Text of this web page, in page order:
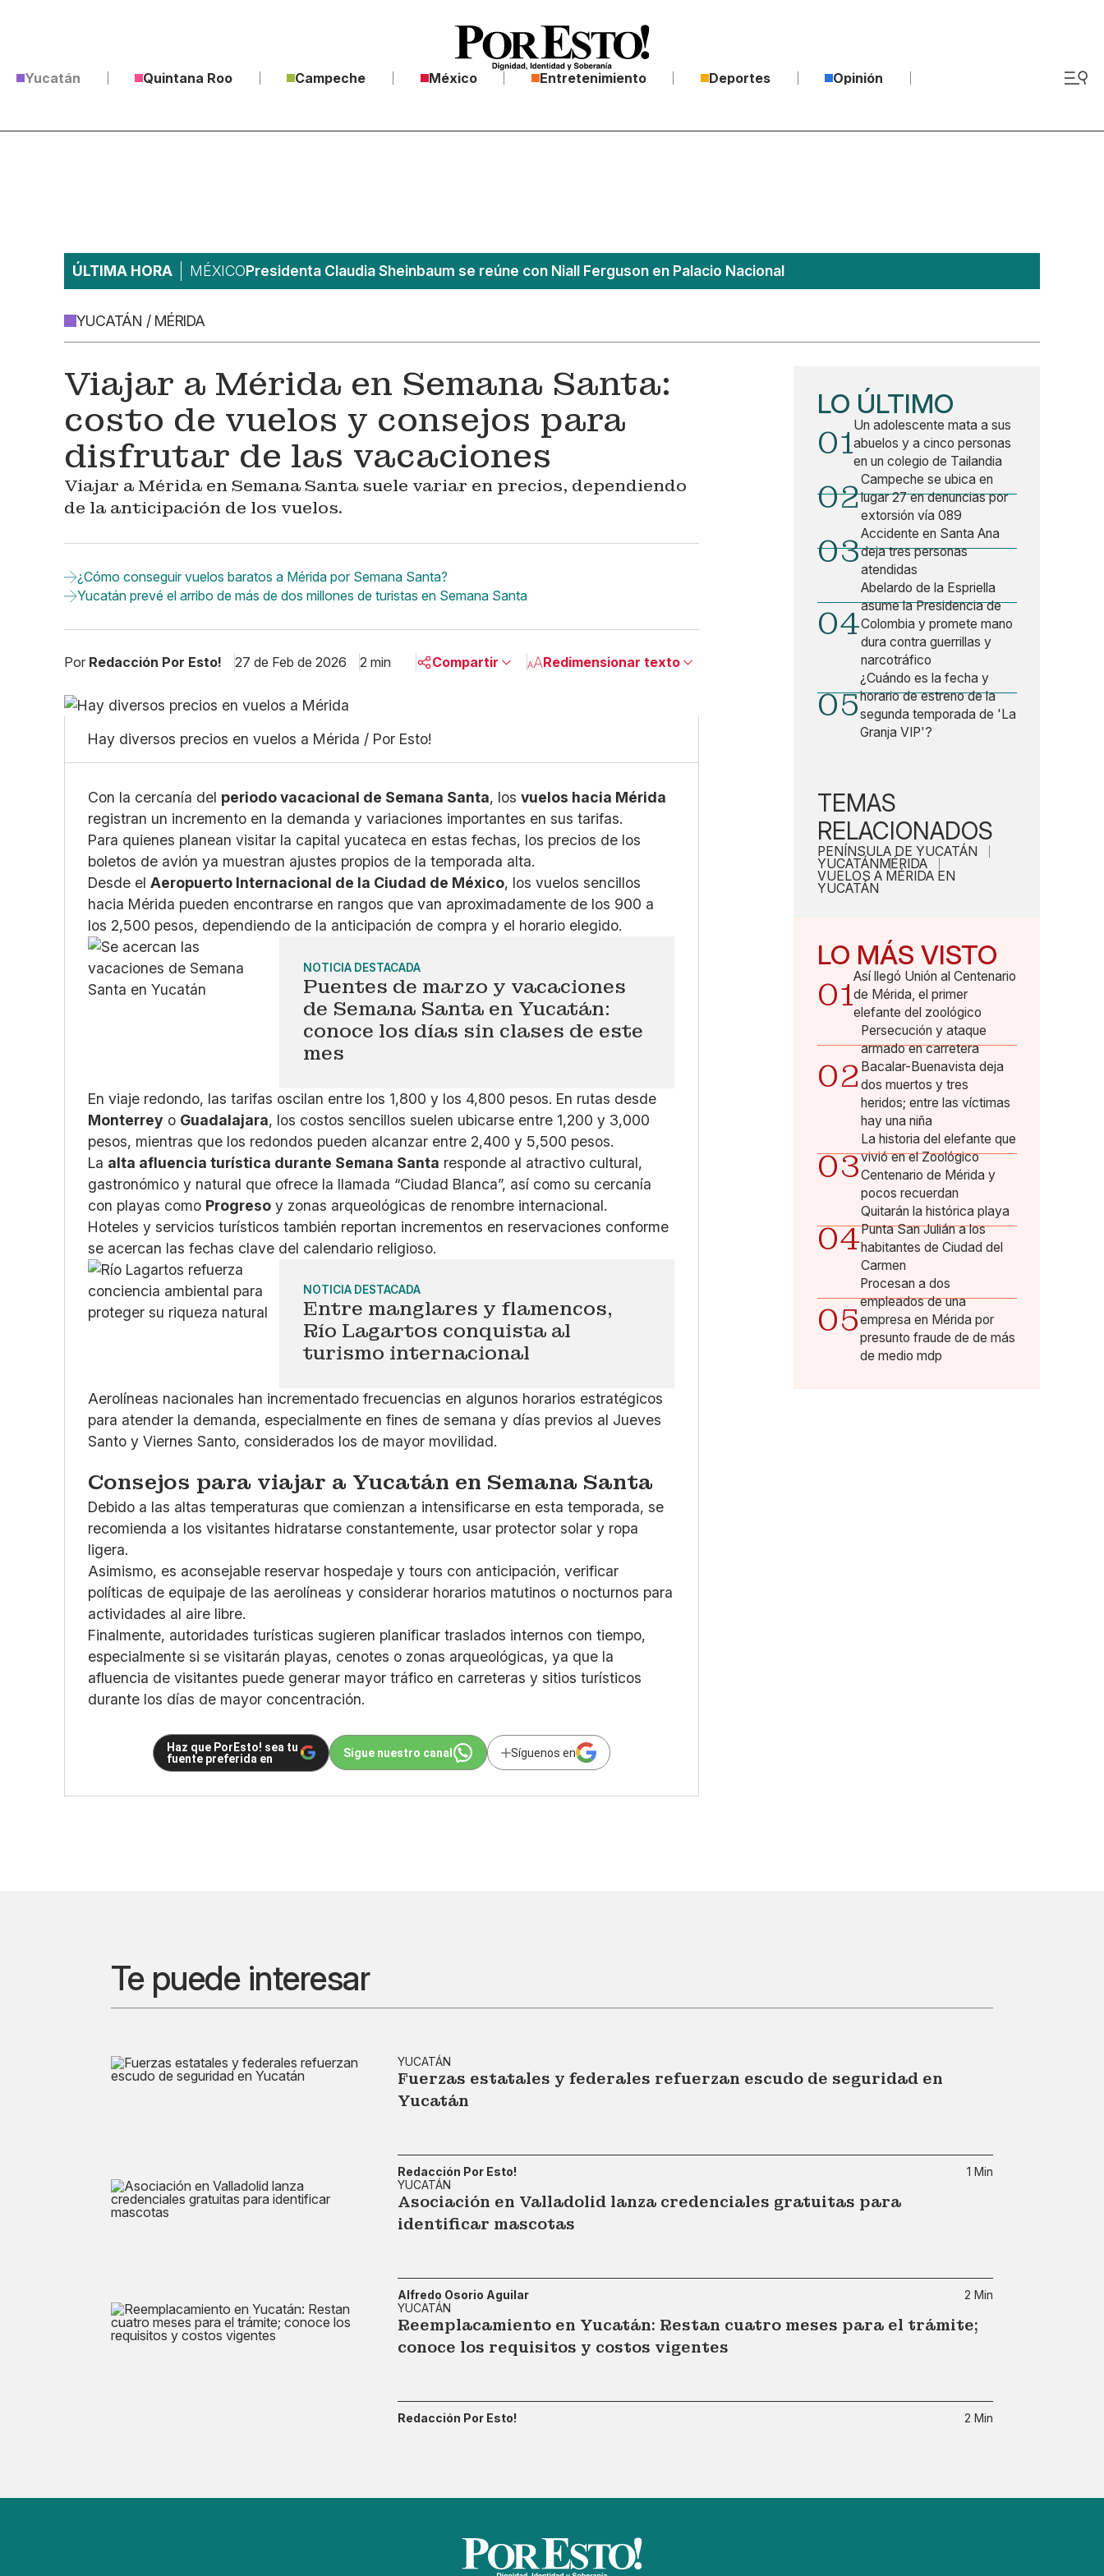
Yucatán Quintana Roo Campeche México Entretenimiento Deportes Opinión
ÚLTIMA HORA MÉXICOPresidenta Claudia Sheinbaum se reúne con Niall Ferguson en Palacio Nacional
YUCATÁN / MÉRIDA
Viajar a Mérida en Semana Santa:
costo de vuelos y consejos para
disfrutar de las vacaciones
Viajar a Mérida en Semana Santa suele variar en precios, dependiendo
de la anticipación de los vuelos.
¿Cómo conseguir vuelos baratos a Mérida por Semana Santa?
Yucatán prevé el arribo de más de dos millones de turistas en Semana Santa
Por Redacción Por Esto! 27 de Feb de 2026 2 min Compartir
Copiar enlace
Redimensionar texto
Hay diversos precios en vuelos a Mérida / Por Esto!
Con la cercanía del periodo vacacional de Semana Santa, losvuelos hacia Mérida
registran un incremento en la demanda y variaciones importantes en sus tarifas.
Para quienes planean visitar la capital yucateca en estas fechas, los precios de los
boletos de avión ya muestran ajustes propios de la temporada alta.
Desde elAeropuerto Internacional de la Ciudad de México, los vuelos sencillos
hacia Mérida pueden encontrarse en rangos que van aproximadamente de los 900 a
los 2,500 pesos, dependiendo de la anticipación de compra y el horario elegido.
NOTICIA DESTACADA
Puentes de marzo y vacaciones
de Semana Santa en Yucatán:
conoce los días sin clases de este
mes
En viaje redondo, las tarifas oscilan entre los 1,800 y los 4,800 pesos. En rutas desde
Monterrey o Guadalajara, los costos sencillos suelen ubicarse entre 1,200 y 3,000
pesos, mientras que los redondos pueden alcanzar entre 2,400 y 5,500 pesos.
La alta afluencia turística durante Semana Santa responde al atractivo cultural,
gastronómico y natural que ofrece la llamada “Ciudad Blanca”, así como su cercanía
con playas como Progreso y zonas arqueológicas de renombre internacional.
Hoteles y servicios turísticos también reportan incrementos en reservaciones conforme
se acercan las fechas clave del calendario religioso.
NOTICIA DESTACADA
Entre manglares y flamencos,
Río Lagartos conquista al
turismo internacional
Aerolíneas nacionales han incrementado frecuencias en algunos horarios estratégicos
para atender la demanda, especialmente en fines de semana y días previos al Jueves
Santo y Viernes Santo, considerados los de mayor movilidad.
Consejos para viajar a Yucatán en Semana Santa
Debido a las altas temperaturas que comienzan a intensificarse en esta temporada, se
recomienda a los visitantes hidratarse constantemente, usar protector solar y ropa
ligera.
Asimismo, es aconsejable reservar hospedaje y tours con anticipación, verificar
políticas de equipaje de las aerolíneas y considerar horarios matutinos o nocturnos para
actividades al aire libre.
Finalmente, autoridades turísticas sugieren planificar traslados internos con tiempo,
especialmente si se visitarán playas, cenotes o zonas arqueológicas, ya que la
afluencia de visitantes puede generar mayor tráfico en carreteras y sitios turísticos
durante los días de mayor concentración.
Haz que PorEsto! sea tu
fuente preferida en
Sigue nuestro canal Síguenos en
LO ÚLTIMO
01Un adolescente mata a sus
abuelos y a cinco personas
en un colegio de Tailandia
02Campeche se ubica en
lugar 27 en denuncias por
extorsión vía 089
03Accidente en Santa Ana
deja tres personas
atendidas
04
Abelardo de la Espriella
asume la Presidencia de
Colombia y promete mano
dura contra guerrillas y
narcotráfico
05
¿Cuándo es la fecha y
horario de estreno de la
segunda temporada de 'La
Granja VIP'?
TEMAS
RELACIONADOS
PENÍNSULA DE YUCATÁN
YUCATÁNMÉRIDA
VUELOS A MÉRIDA EN
YUCATÁN
LO MÁS VISTO
01Así llegó Unión al Centenario
de Mérida, el primer
elefante del zoológico
02
Persecución y ataque
armado en carretera
Bacalar-Buenavista deja
dos muertos y tres
heridos; entre las víctimas
hay una niña
03
La historia del elefante que
vivió en el Zoológico
Centenario de Mérida y
pocos recuerdan
04
Quitarán la histórica playa
Punta San Julián a los
habitantes de Ciudad del
Carmen
05
Procesan a dos
empleados de una
empresa en Mérida por
presunto fraude de de más
de medio mdp
Te puede interesar
YUCATÁN
Fuerzas estatales y federales refuerzan escudo de seguridad en
Yucatán
Redacción Por Esto!
1 Min
YUCATÁN
Asociación en Valladolid lanza credenciales gratuitas para
identificar mascotas
Alfredo Osorio Aguilar
2 Min
YUCATÁN
Reemplacamiento en Yucatán: Restan cuatro meses para el trámite;
conoce los requisitos y costos vigentes
Redacción Por Esto! 2 Min